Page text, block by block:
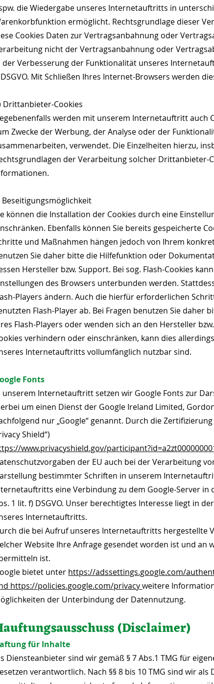
die Wiedergabe unseres Internetauftritts in
ermöglicht. Rechtsgrundlage dieser
Cookies Daten zur Vertragsanbahnung oder
nicht der Vertragsanbahnung oder
der Verbesserung der Funktionalität unseres
Mit Schließen Ihres Internet-Browsers werden
Drittanbieter-Cookies
werden mit unserem Internetauftritt auch
Zwecke der Werbung, der Analyse oder der
verwendet. Die Einzelheiten hierzu,
der Verarbeitung solcher Drittanbieter-
Beseitigungsmöglichkeit
können die Installation der Cookies durch eine
Ebenfalls können Sie bereits gespeicherte
und Maßnahmen hängen jedoch von Ihrem
Sie daher bitte die Hilfefunktion oder
Hersteller bzw. Support. Bei sog. Flash-Cookies
des Browsers unterbunden werden.
Players ändern. Auch die hierfür erforderlichen
Flash-Player ab. Bei Fragen benutzen Sie
Flash-Players oder wenden sich an den Hersteller
verhindern oder einschränken, kann dies
Internetauftritts vollumfänglich nutzbar sind.
Fonts
unserem Internetauftritt setzen wir Google Fonts zur
um einen Dienst der Google Ireland Limited,
nur „Google“ genannt. Durch die
Shield“)
www.privacyshield.gov/
der EU auch bei der Verarbeitung
bestimmter Schriften in unserem
eine Verbindung zu dem Google-Server in
1 lit. f) DSGVO. Unser berechtigtes Interesse liegt in
Internetauftritts.
die bei Aufruf unseres Internetauftritts hergestellte
Website Ihre Anfrage gesendet worden ist und an
ist.
bietet unter https://adssettings.google.com/
https://policies.google.com/privacyweitere
der Unterbindung der Datennutzung.
(Disclaimer)
für Inhalte
Diensteanbieter sind wir gemäß § 7 Abs.1 TMG für
verantwortlich. Nach §§ 8 bis 10 TMG sind wir